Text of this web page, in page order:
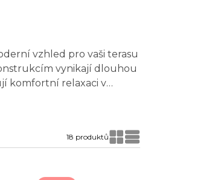
vzhled pro vaši terasu
vynikají dlouhou
komfortní relaxaci v
18 produktů